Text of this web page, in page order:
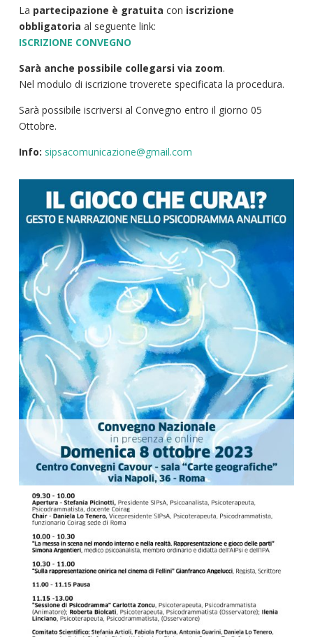
La partecipazione è gratuita con iscrizione
obbligatoria al seguente link:
ISCRIZIONE CONVEGNO
Sarà anche possibile collegarsi via zoom.
Nel modulo di iscrizione troverete specificata la procedura.
Sarà possibile iscriversi al Convegno entro il giorno 05
Ottobre.
Info: sipsacomunicazione@gmail.com